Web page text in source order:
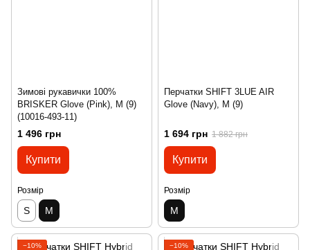
Зимові рукавички 100%
BRISKER Glove (Pink), M (9)
(10016-493-11)
1 496 грн
Купити
Розмір
S M
Перчатки SHIFT 3LUE AIR
Glove (Navy), M (9)
1 694 грн 1 882 грн
Купити
Розмір
M
−10% −10%